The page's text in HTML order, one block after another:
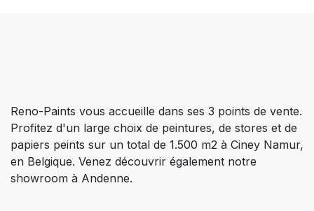
Reno-Paints vous accueille dans ses 3 points de vente.
Profitez d'un large choix de peintures, de stores et de
papiers peints sur un total de 1.500 m2 à Ciney Namur,
en Belgique. Venez découvrir également notre
showroom à Andenne.